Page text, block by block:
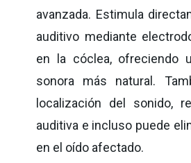
avanzada. Estimula
auditivo mediante
en la cóclea, ofreciendo
sonora más natural.
localización del sonido,
auditiva e incluso puede
en el oído afectado.